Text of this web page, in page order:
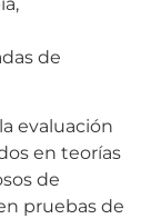
de
evaluación
en teorías
de
pruebas de